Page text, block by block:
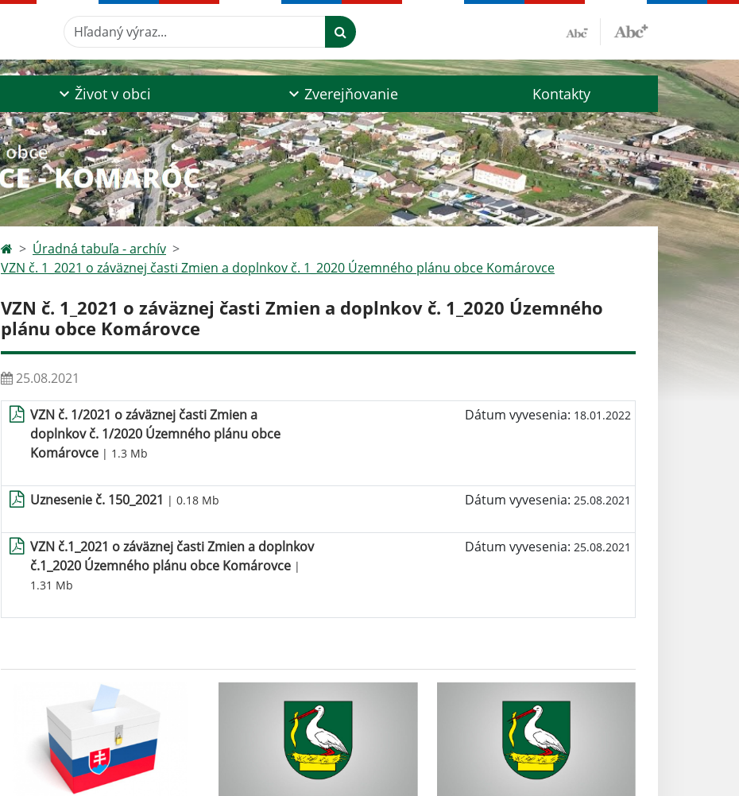
Hľadaný výraz...
Život v obci Zverejňovanie Kontakty
Úradná tabuľa - archív
VZN č. 1_2021 o záväznej časti Zmien a doplnkov č. 1_2020 Územného plánu obce Komárovce
VZN č. 1_2021 o záväznej časti Zmien a doplnkov č. 1_2020 Územného
plánu obce Komárovce
25.08.2021
VZN č. 1/2021 o záväznej časti Zmien a
doplnkov č. 1/2020 Územného plánu obce
Komárovce | 1.3 Mb
Dátum vyvesenia: 18.01.2022
Uznesenie č. 150_2021 | 0.18 Mb Dátum vyvesenia: 25.08.2021
VZN č.1_2021 o záväznej časti Zmien a doplnkov
č.1_2020 Územného plánu obce Komárovce |
1.31 Mb
Dátum vyvesenia: 25.08.2021